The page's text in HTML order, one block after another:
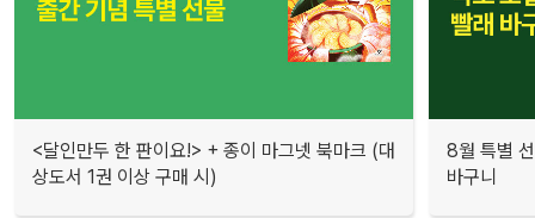
<달인만두 한 판이요!> + 종이 마그넷 북마크 (대
상도서 1권 이상 구매 시)
8월 특별
바구니